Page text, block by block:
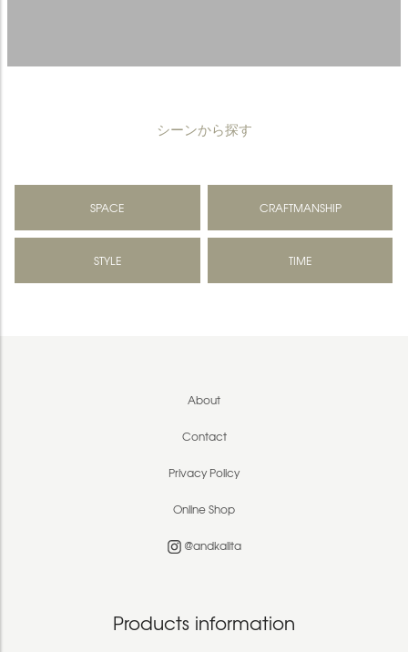
シーンから探す
SPACE CRAFTMANSHIP
STYLE TIME
About
Contact
Privacy Policy
Online Shop
@andkalita
Products information